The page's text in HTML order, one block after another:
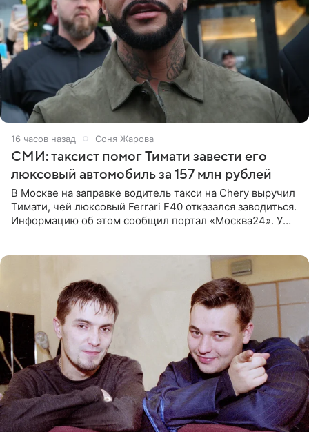
16 часов назад Соня Жарова
СМИ: таксист помог Тимати завести его
люксовый автомобиль за 157 млн рублей
В Москве на заправке водитель такси на Chery выручил
Тимати, чей люксовый Ferrari F40 отказался заводиться.
Информацию об этом сообщил портал «Москва24». У